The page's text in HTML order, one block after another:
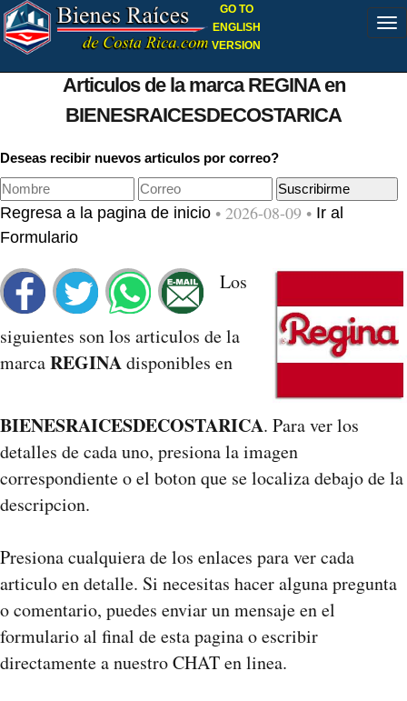
GO TO
ENGLISH
VERSION
Articulos de la marca REGINA en
BIENESRAICESDECOSTARICA
Deseas recibir nuevos articulos por correo?
Regresa a la pagina de inicio • 2026-08-09 • Ir al
Formulario
Los
siguientes son los articulos de la
marcaREGINAdisponibles en
BIENESRAICESDECOSTARICA. Para ver los
detalles de cada uno, presiona la imagen
correspondiente o el boton que se localiza debajo de la
descripcion.
Presiona cualquiera de los enlaces para ver cada
articulo en detalle. Si necesitas hacer alguna pregunta
o comentario, puedes enviar un mensaje en el
formulario al final de esta pagina o escribir
directamente a nuestro CHAT en linea.